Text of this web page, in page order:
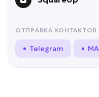
ОТПРАВКА
• Telegram •